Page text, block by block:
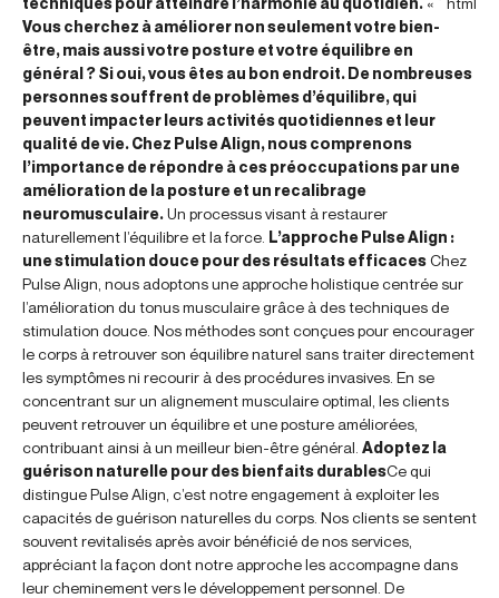
Vous cherchez à améliorer non seulement votre bien-
être, mais aussi votre posture et votre équilibre en
général ? Si oui, vous êtes au bon endroit. De nombreuses
personnes souffrent de problèmes d’équilibre, qui
peuvent impacter leurs activités quotidiennes et leur
qualité de vie. Chez Pulse Align, nous comprenons
l’importance de répondre à ces préoccupations par une
amélioration de la posture et un recalibrage
neuromusculaire.Un processus visant à restaurer
naturellement l’équilibre et la force. L’approche Pulse Align :
une stimulation douce pour des résultats efficacesChez
Pulse Align, nous adoptons une approche holistique centrée sur
l’amélioration du tonus musculaire grâce à des techniques de
stimulation douce. Nos méthodes sont conçues pour encourager
le corps à retrouver son équilibre naturel sans traiter directement
les symptômes ni recourir à des procédures invasives. En se
concentrant sur un alignement musculaire optimal, les clients
peuvent retrouver un équilibre et une posture améliorées,
contribuant ainsi à un meilleur bien-être général. Adoptez la
guérison naturelle pour des bienfaits durablesCe qui
distingue Pulse Align, c’est notre engagement à exploiter les
capacités de guérison naturelles du corps. Nos clients se sentent
souvent revitalisés après avoir bénéficié de nos services,
appréciant la façon dont notre approche les accompagne dans
leur cheminement vers le développement personnel. De